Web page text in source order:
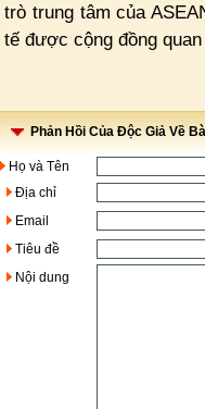
trò trung tâm của
tế được cộng đồng
Phản Hồi Của Độc Giả Về
Họ và Tên
Địa chỉ
Email
Tiêu đề
Nội dung